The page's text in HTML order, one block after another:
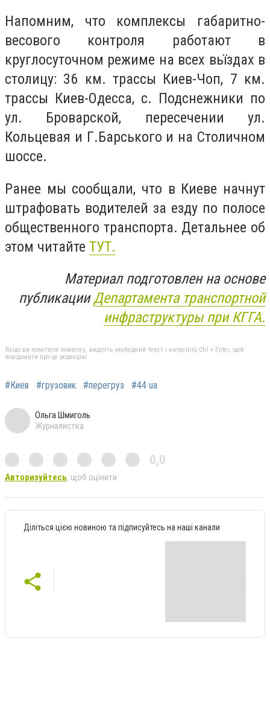
Напомним, что комплексы габаритно-
весового контроля работают в
круглосуточном режиме на всех вьïздах в
столицу: 36 км. трассы Киев-Чоп, 7 км.
трассы Киев-Одесса, с. Подснежники по
ул. Броварской, пересечении ул.
Кольцевая и Г.Барського и на Столичном
шоссе.
Ранее мы сообщали, что в Киеве начнут
штрафовать водителей за езду по полосе
общественного транспорта. Детальнее об
этом читайте ТУТ.
Материал подготовлен на основе
публикацииДепартамента транспортной
инфраструктуры при КГГА.
Якщо ви помітили помилку, виділіть необхідний текст і натисніть Ctrl + Enter, щоб
повідомити про це редакцію
#Киев #грузовик #перегруз #44 ua
Ольга Шмиголь
Журналистка
0,0
Авторизуйтесь, щоб оцінити
Діліться цією новиною та підписуйтесь на наші канали